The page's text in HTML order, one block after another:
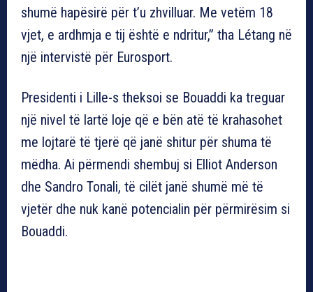
shumë hapësirë për t’u zhvilluar. Me vetëm 18
vjet, e ardhmja e tij është e ndritur,” tha Létang në
një intervistë për Eurosport.
Presidenti i Lille-s theksoi se Bouaddi ka treguar
një nivel të lartë loje që e bën atë të krahasohet
me lojtarë të tjerë që janë shitur për shuma të
mëdha. Ai përmendi shembuj si Elliot Anderson
dhe Sandro Tonali, të cilët janë shumë më të
vjetër dhe nuk kanë potencialin për përmirësim si
Bouaddi.